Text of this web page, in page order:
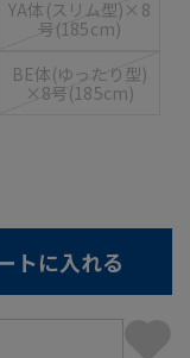
YA体(スリム型)×8
号(185cm)
BE体(ゆったり型)
×8号(185cm)
トに入れる